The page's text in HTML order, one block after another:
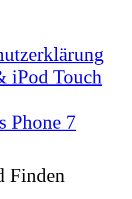
iPod Touch
Phone 7
Finden